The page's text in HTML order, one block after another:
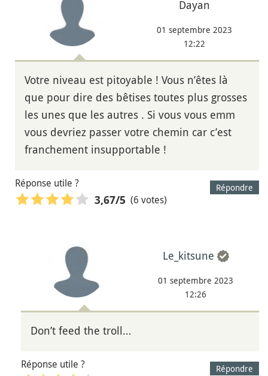
Dayan
01 septembre 2023
12:22
Votre niveau est pitoyable ! Vous n’êtes là
que pour dire des bêtises toutes plus grosses
les unes que les autres . Si vous vous emm
vous devriez passer votre chemin car c’est
franchement insupportable !
Répondre
Réponse utile ?
3,67/5 (6 votes)
Le_kitsune
01 septembre 2023
12:26
Don’t feed the troll…
Répondre
Réponse utile ?